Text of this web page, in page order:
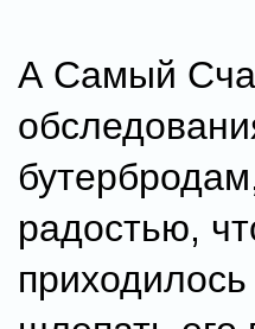
А Самый
радостью,